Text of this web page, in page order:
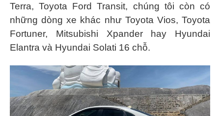
Terra, Toyota Ford Transit, chúng tôi còn có
những dòng xe khác như Toyota Vios, Toyota
Fortuner, Mitsubishi Xpander hay Hyundai
Elantra và Hyundai Solati 16 chỗ.